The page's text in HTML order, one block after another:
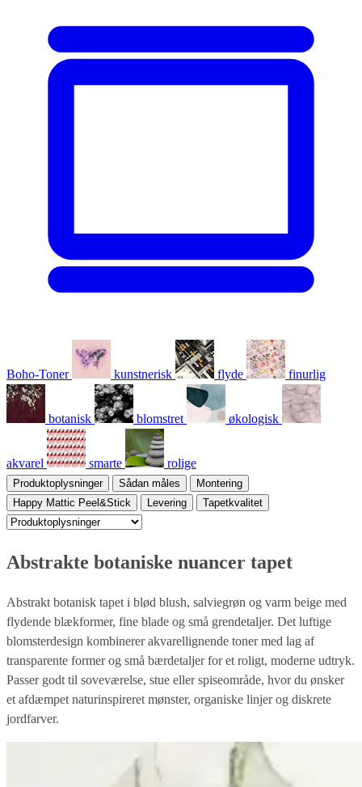
Boho-Toner kunstnerisk flyde finurlig
botanisk blomstret økologisk
akvarel smarte rolige
Produktoplysninger Sådan måles
Montering
Happy Mattic Peel&Stick
Levering Tapetkvalitet
Abstrakte botaniske nuancer tapet
Abstrakt botanisk tapet i blød blush, salviegrøn og varm beige med
flydende blækformer, fine blade og små grendetaljer. Det luftige
blomsterdesign kombinerer akvarellignende toner med lag af
transparente former og små bærdetaljer for et roligt, moderne udtryk.
Passer godt til soveværelse, stue eller spiseområde, hvor du ønsker
et afdæmpet naturinspireret mønster, organiske linjer og diskrete
jordfarver.